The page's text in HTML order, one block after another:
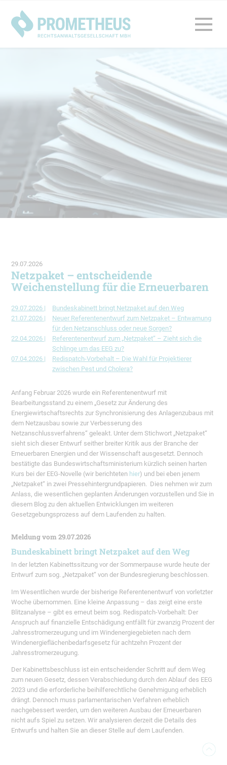
29.07.2026
Netzpaket – entscheidende
Weichenstellung für die Erneuerbaren
29.07.2026 |
Bundeskabinett bringt Netzpaket auf den Weg
21.07.2026 |
Neuer Referentenentwurf zum Netzpaket – Entwarnung
für den Netzanschluss oder neue Sorgen?
22.04.2026 |
Referentenentwurf zum „Netzpaket“ – Zieht sich die
Schlinge um das EEG zu?
07.04.2026 |
Redispatch-Vorbehalt – Die Wahl für Projektierer
zwischen Pest und Cholera?
Anfang Februar 2026 wurde ein Referentenentwurf mit
Bearbeitungsstand zu einem „Gesetz zur Änderung des
Energiewirtschaftsrechts zur Synchronisierung des Anlagenzubaus mit
dem Netzausbau sowie zur Verbesserung des
Netzanschlussverfahrens“ geleakt. Unter dem Stichwort „Netzpaket“
sieht sich dieser Entwurf seither breiter Kritik aus der Branche der
Erneuerbaren Energien und der Wissenschaft ausgesetzt. Dennoch
bestätigte das Bundeswirtschaftsministerium kürzlich seinen harten
Kurs bei der EEG-Novelle (wir berichteten hier) und bei eben jenem
„Netzpaket“ in zwei Pressehintergrundpapieren. Dies nehmen wir zum
Anlass, die wesentlichen geplanten Änderungen vorzustellen und Sie in
diesem Blog zu den aktuellen Entwicklungen im weiteren
Gesetzgebungsprozess auf dem Laufenden zu halten.
Meldung vom 29.07.2026
Bundeskabinett bringt Netzpaket auf den Weg
In der letzten Kabinettssitzung vor der Sommerpause wurde heute der
Entwurf zum sog. „Netzpaket“ von der Bundesregierung beschlossen.
Im Wesentlichen wurde der bisherige Referentenentwurf von vorletzter
Woche übernommen. Eine kleine Anpassung – das zeigt eine erste
Blitzanalyse – gibt es erneut beim sog. Redispatch-Vorbehalt: Der
Anspruch auf finanzielle Entschädigung entfällt für zwanzig Prozent der
Jahresstromerzeugung und im Windenergiegebieten nach dem
Windenergieflächenbedarfsgesetz für achtzehn Prozent der
Jahresstromerzeugung.
Der Kabinettsbeschluss ist ein entscheidender Schritt auf dem Weg
zum neuen Gesetz, dessen Verabschiedung durch den Ablauf des EEG
2023 und die erforderliche beihilferechtliche Genehmigung erheblich
drängt. Dennoch muss parlamentarischen Verfahren erheblich
nachgebessert werden, um den weiteren Ausbau der Erneuerbaren
nicht aufs Spiel zu setzen. Wir analysieren derzeit die Details des
Entwurfs und halten Sie an dieser Stelle auf dem Laufenden.